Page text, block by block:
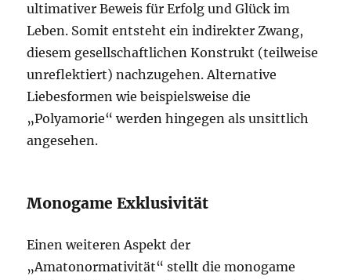
ultimativer Beweis für Erfolg und Glück im
Leben. Somit entsteht ein indirekter Zwang,
diesem gesellschaftlichen Konstrukt (teilweise
unreflektiert) nachzugehen. Alternative
Liebesformen wie beispielsweise die
„Polyamorie“ werden hingegen als unsittlich
angesehen.
Monogame Exklusivität
Einen weiteren Aspekt der
„Amatonormativität“ stellt die monogame